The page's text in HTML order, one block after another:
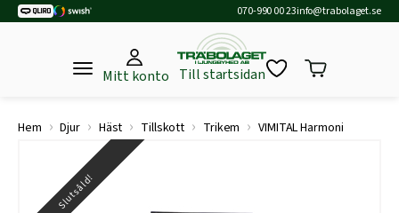
070-990 00 23info@trabolaget.se
Mitt konto Till startsidan
Hem › Djur › Häst › Tillskott › Trikem › VIMITAL Harmoni
Slutsåld!